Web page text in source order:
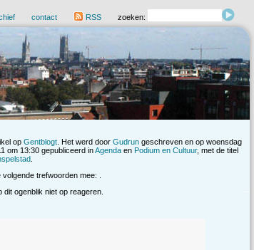
contact RSS zoeken:
op Gentblogt . Het werd door Gudrun geschreven en op woensdag
om 13:30 gepubliceerd inAgenda en Podium en Cultuur, met de titel
volgende trefwoorden mee: .
dit ogenblik niet op reageren.